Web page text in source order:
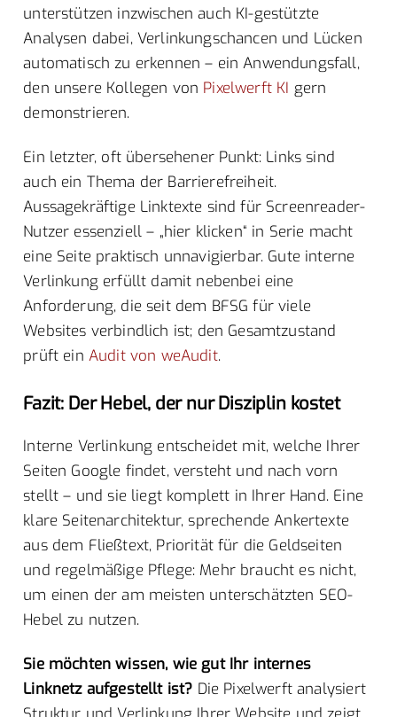
unterstützen inzwischen auch KI-gestützte
Analysen dabei, Verlinkungschancen und Lücken
automatisch zu erkennen – ein Anwendungsfall,
den unsere Kollegen von Pixelwerft KI gern
demonstrieren.
Ein letzter, oft übersehener Punkt: Links sind
auch ein Thema der Barrierefreiheit.
Aussagekräftige Linktexte sind für Screenreader-
Nutzer essenziell – „hier klicken“ in Serie macht
eine Seite praktisch unnavigierbar. Gute interne
Verlinkung erfüllt damit nebenbei eine
Anforderung, die seit dem BFSG für viele
Websites verbindlich ist; den Gesamtzustand
prüft ein Audit von weAudit.
Fazit: Der Hebel, der nur Disziplin kostet
Interne Verlinkung entscheidet mit, welche Ihrer
Seiten Google findet, versteht und nach vorn
stellt – und sie liegt komplett in Ihrer Hand. Eine
klare Seitenarchitektur, sprechende Ankertexte
aus dem Fließtext, Priorität für die Geldseiten
und regelmäßige Pflege: Mehr braucht es nicht,
um einen der am meisten unterschätzten SEO-
Hebel zu nutzen.
Sie möchten wissen, wie gut Ihr internes
Linknetz aufgestellt ist? Die Pixelwerft analysiert